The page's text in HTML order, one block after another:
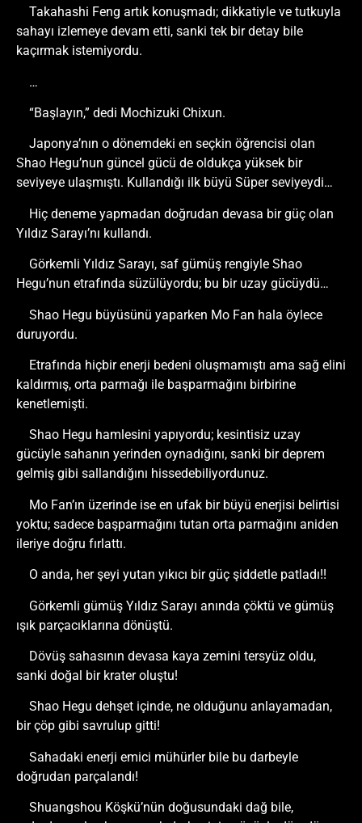
Takahashi Feng artık konuşmadı; dikkatiyle ve tutkuyla
sahayı izlemeye devam etti, sanki tek bir detay bile
kaçırmak istemiyordu.
…
“Başlayın,” dedi Mochizuki Chixun.
Japonya’nın o dönemdeki en seçkin öğrencisi olan
Shao Hegu’nun güncel gücü de oldukça yüksek bir
seviyeye ulaşmıştı. Kullandığı ilk büyü Süper seviyeydi…
Hiç deneme yapmadan doğrudan devasa bir güç olan
Yıldız Sarayı’nı kullandı.
Görkemli Yıldız Sarayı, saf gümüş rengiyle Shao
Hegu’nun etrafında süzülüyordu; bu bir uzay gücüydü…
Shao Hegu büyüsünü yaparken Mo Fan hala öylece
duruyordu.
Etrafında hiçbir enerji bedeni oluşmamıştı ama sağ elini
kaldırmış, orta parmağı ile başparmağını birbirine
kenetlemişti.
Shao Hegu hamlesini yapıyordu; kesintisiz uzay
gücüyle sahanın yerinden oynadığını, sanki bir deprem
gelmiş gibi sallandığını hissedebiliyordunuz.
Mo Fan’ın üzerinde ise en ufak bir büyü enerjisi belirtisi
yoktu; sadece başparmağını tutan orta parmağını aniden
ileriye doğru fırlattı.
O anda, her şeyi yutan yıkıcı bir güç şiddetle patladı!!
Görkemli gümüş Yıldız Sarayı anında çöktü ve gümüş
ışık parçacıklarına dönüştü.
Dövüş sahasının devasa kaya zemini tersyüz oldu,
sanki doğal bir krater oluştu!
Shao Hegu dehşet içinde, ne olduğunu anlayamadan,
bir çöp gibi savrulup gitti!
Sahadaki enerji emici mühürler bile bu darbeyle
doğrudan parçalandı!
Shuangshou Köşkü’nün doğusundaki dağ bile,